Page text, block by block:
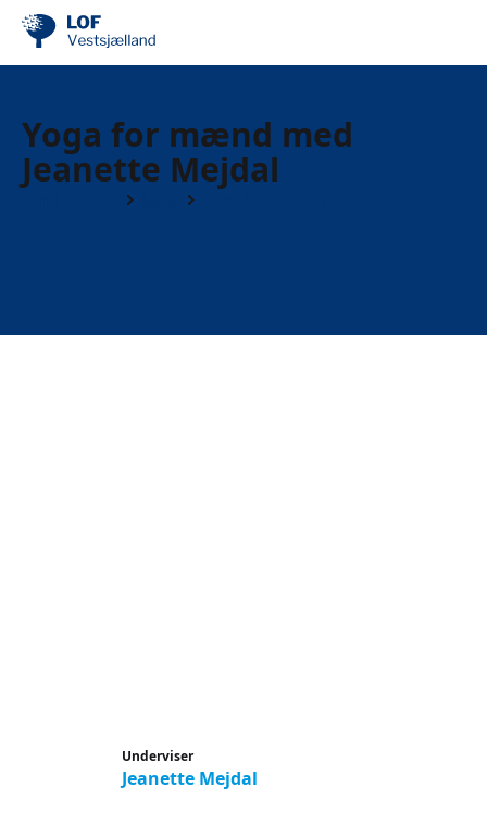
Yoga for mænd med
Jeanette Mejdal
Underviser
Jeanette Mejdal